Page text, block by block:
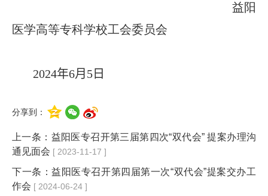
益阳
医学高等专科学校工会委员会
2024年6月 5 日
分享到：
上一条： 益阳医专召开第三届第四次“双代会” 提案办理沟
通见面会 [ 2023-11-17 ]
下一条：益阳医专召开第四届第一次“双代会”提案交办工
作会 [ 2024-06-24 ]